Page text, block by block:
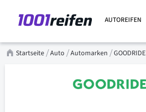
AUTOREIFEN
Startseite Auto Automarken GOODRIDE